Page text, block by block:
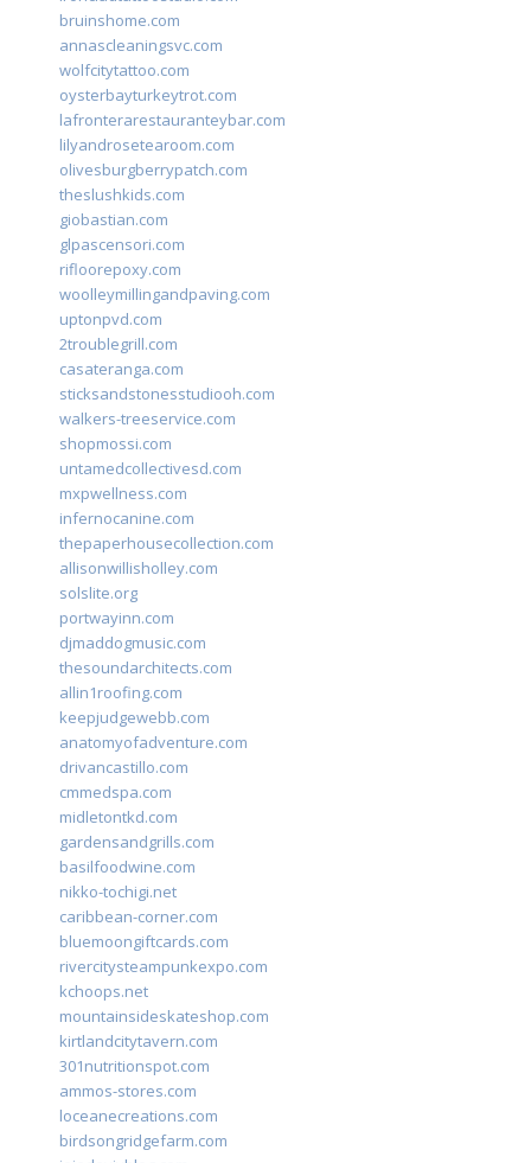
bruinshome.com
annascleaningsvc.com
wolfcitytattoo.com
oysterbayturkeytrot.com
lafronterarestauranteybar.com
lilyandrosetearoom.com
olivesburgberrypatch.com
theslushkids.com
giobastian.com
glpascensori.com
rifloorepoxy.com
woolleymillingandpaving.com
uptonpvd.com
2troublegrill.com
casateranga.com
sticksandstonesstudiooh.com
walkers-treeservice.com
shopmossi.com
untamedcollectivesd.com
mxpwellness.com
infernocanine.com
thepaperhousecollection.com
allisonwillisholley.com
solslite.org
portwayinn.com
djmaddogmusic.com
thesoundarchitects.com
allin1roofing.com
keepjudgewebb.com
anatomyofadventure.com
drivancastillo.com
cmmedspa.com
midletontkd.com
gardensandgrills.com
basilfoodwine.com
nikko-tochigi.net
caribbean-corner.com
bluemoongiftcards.com
rivercitysteampunkexpo.com
kchoops.net
mountainsideskateshop.com
kirtlandcitytavern.com
301nutritionspot.com
ammos-stores.com
loceanecreations.com
birdsongridgefarm.com